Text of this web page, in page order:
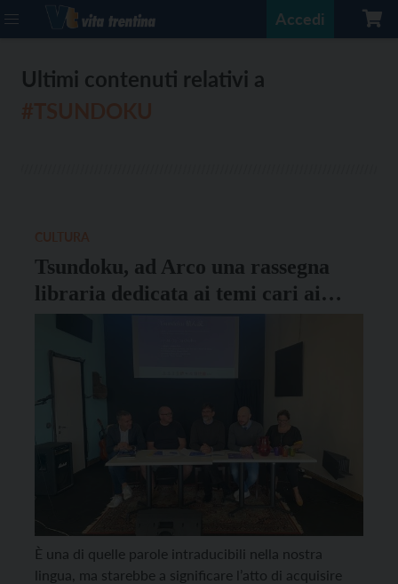
Accedi
Ultimi contenuti relativi a
Tsundoku, ad Arco una rassegna
libraria dedicata ai temi cari ai
giovani
È una di quelle parole intraducibili nella nostra
lingua, ma starebbe a significare l’atto di acquisire